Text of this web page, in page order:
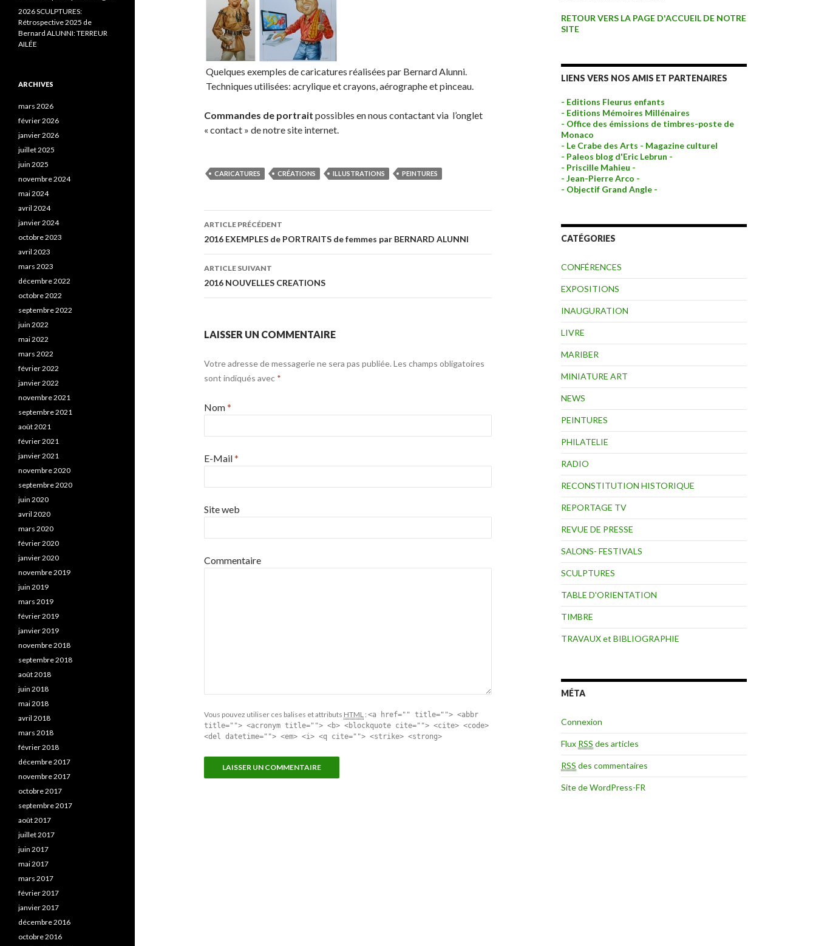
Quelques exemples de caricatures réalisées par Bernard Alunni.
Techniques utilisées: acrylique et crayons, aérographe et pinceau.
Commandes de portrait possibles en nous contactant via l’onglet
« contact » de notre site internet.
CARICATURES CRÉATIONS ILLUSTRATIONS PEINTURES
Navigation de l’article
ARTICLE PRÉCÉDENT
2016 EXEMPLES de PORTRAITS de femmes par BERNARD ALUNNI
ARTICLE SUIVANT
2016 NOUVELLES CREATIONS
LAISSER UN COMMENTAIRE
Votre adresse de messagerie ne sera pas publiée. Les champs obligatoires
sont indiqués avec *
Nom*
E-Mail*
Site web
Commentaire
Vous pouvez utiliser ces balises et attributs HTML : <a href="" title=""> <abbr
title=""> <acronym title=""> <b> <blockquote cite=""> <cite> <code>
<del datetime=""> <em> <i> <q cite=""> <strike> <strong>
RETOUR VERS LA PAGE D'ACCUEIL DE NOTRE
SITE
LIENS VERS NOS AMIS ET PARTENAIRES
- Editions Fleurus enfants
- Editions Mémoires Millénaires
- Office des émissions de timbres-poste de
Monaco
- Le Crabe des Arts - Magazine culturel
- Paleos blog d'Eric Lebrun -
- Priscille Mahieu -
- Jean-Pierre Arco -
- Objectif Grand Angle -
CATÉGORIES
CONFÉRENCES
EXPOSITIONS
INAUGURATION
LIVRE
MARIBER
MINIATURE ART
NEWS
PEINTURES
PHILATELIE
RADIO
RECONSTITUTION HISTORIQUE
REPORTAGE TV
REVUE DE PRESSE
SALONS- FESTIVALS
SCULPTURES
TABLE D'ORIENTATION
TIMBRE
TRAVAUX et BIBLIOGRAPHIE
MÉTA
Connexion
Flux RSS des articles
RSS des commentaires
Site de WordPress-FR
2026 SCULPTURES:
Rétrospective 2025 de
Bernard ALUNNI: TERREUR
AILÉE
ARCHIVES
mars 2026
février 2026
janvier 2026
juillet 2025
juin 2025
novembre 2024
mai 2024
avril 2024
janvier 2024
octobre 2023
avril 2023
mars 2023
décembre 2022
octobre 2022
septembre 2022
juin 2022
mai 2022
mars 2022
février 2022
janvier 2022
novembre 2021
septembre 2021
août 2021
février 2021
janvier 2021
novembre 2020
septembre 2020
juin 2020
avril 2020
mars 2020
février 2020
janvier 2020
novembre 2019
juin 2019
mars 2019
février 2019
janvier 2019
novembre 2018
septembre 2018
août 2018
juin 2018
mai 2018
avril 2018
mars 2018
février 2018
décembre 2017
novembre 2017
octobre 2017
septembre 2017
août 2017
juillet 2017
juin 2017
mai 2017
mars 2017
février 2017
janvier 2017
décembre 2016
octobre 2016